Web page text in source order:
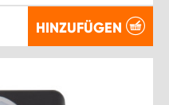
HINZUFÜGEN